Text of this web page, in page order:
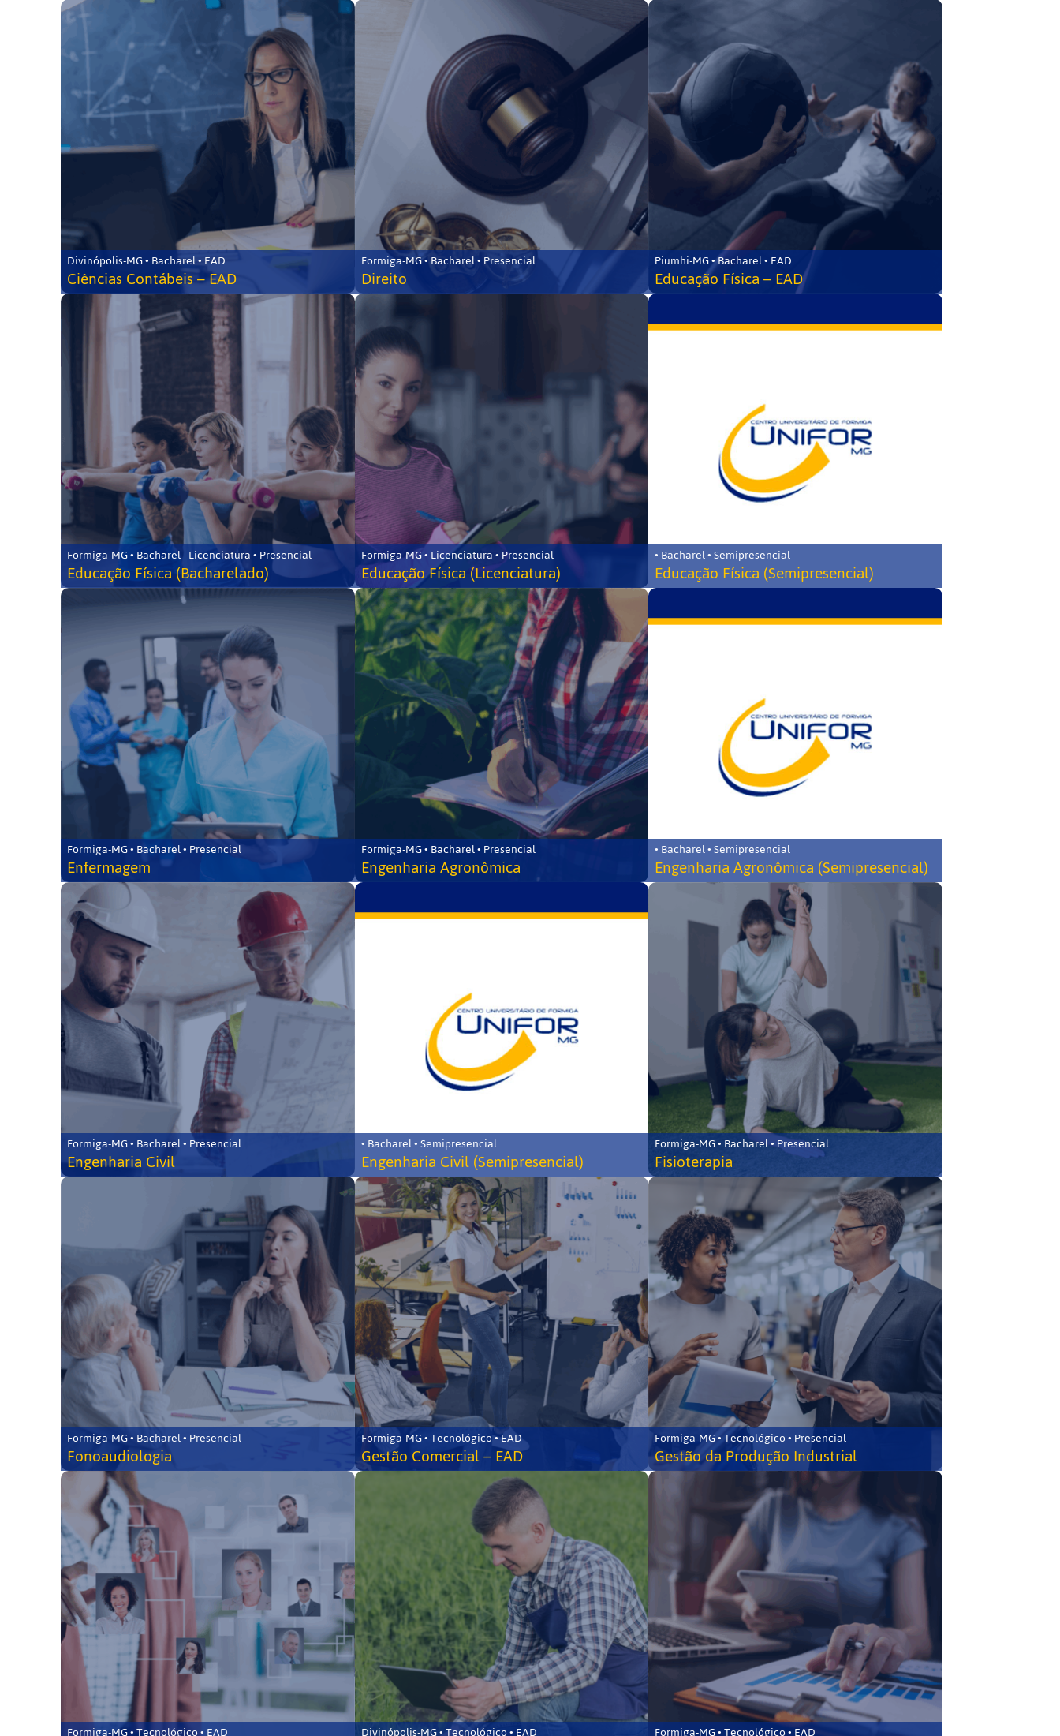
Divinópolis-MG • Bacharel • EAD
Ciências Contábeis – EAD
Formiga-MG • Bacharel • Presencial
Direito
Piumhi-MG • Bacharel • EAD
Educação Física – EAD
Formiga-MG • Bacharel - Licenciatura • Presencial
Educação Física (Bacharelado)
Formiga-MG • Licenciatura • Presencial
Educação Física (Licenciatura)
• Bacharel • Semipresencial
Educação Física (Semipresencial)
Formiga-MG • Bacharel • Presencial
Enfermagem
Formiga-MG • Bacharel • Presencial
Engenharia Agronômica
• Bacharel • Semipresencial
Engenharia Agronômica (Semipresencial)
Formiga-MG • Bacharel • Presencial
Engenharia Civil
• Bacharel • Semipresencial
Engenharia Civil (Semipresencial)
Formiga-MG • Bacharel • Presencial
Fisioterapia
Formiga-MG • Bacharel • Presencial
Fonoaudiologia
Formiga-MG • Tecnológico • EAD
Gestão Comercial – EAD
Formiga-MG • Tecnológico • Presencial
Gestão da Produção Industrial